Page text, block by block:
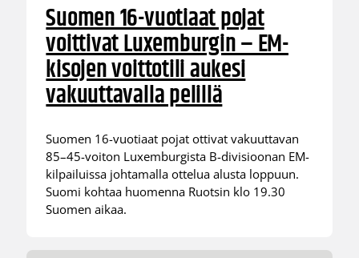
Suomen 16-vuotiaat pojat
voittivat Luxemburgin – EM-
kisojen voittotili aukesi
vakuuttavalla pelillä
Suomen 16-vuotiaat pojat ottivat vakuuttavan
85–45-voiton Luxemburgista B-divisioonan EM-
kilpailuissa johtamalla ottelua alusta loppuun.
Suomi kohtaa huomenna Ruotsin klo 19.30
Suomen aikaa.